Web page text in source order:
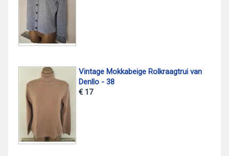
Vintage Mokkabeige Rolkraagtrui van
Denllo - 38
€ 17